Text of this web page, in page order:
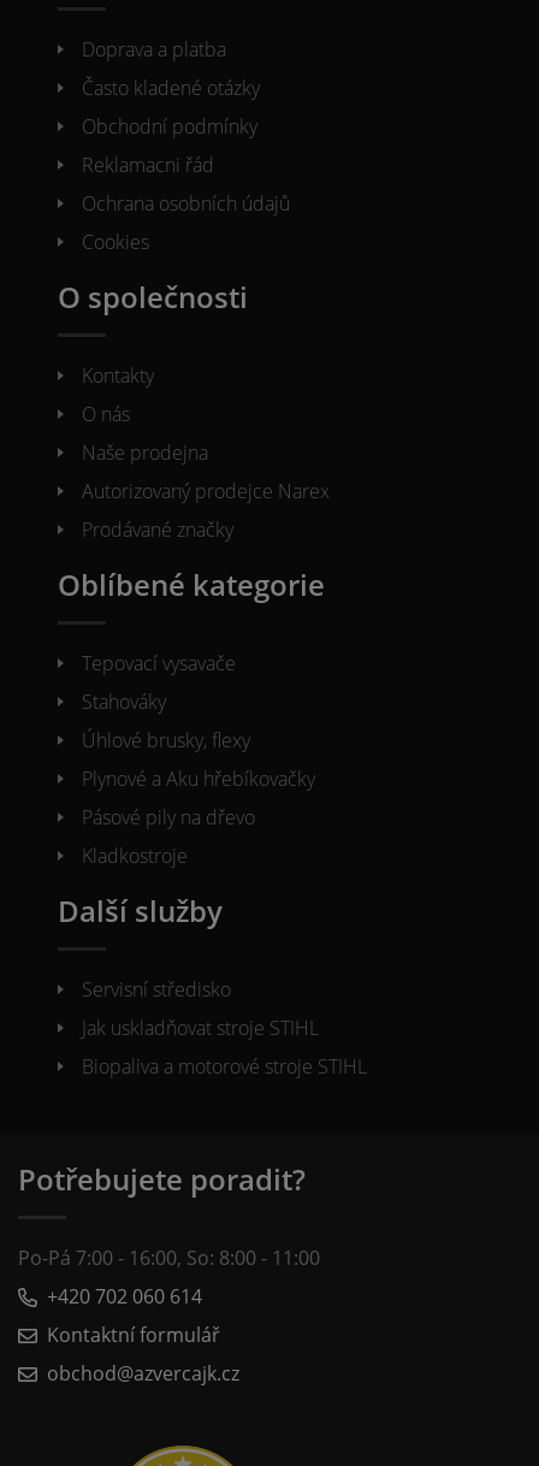
Doprava a platba
Často kladené otázky
Obchodní podmínky
Reklamacni řád
Ochrana osobních údajů
Cookies
O společnosti
Kontakty
O nás
Naše prodejna
Autorizovaný prodejce Narex
Prodávané značky
Oblíbené kategorie
Tepovací vysavače
Stahováky
Úhlové brusky, flexy
Plynové a Aku hřebíkovačky
Pásové pily na dřevo
Kladkostroje
Další služby
Servisní středisko
Jak uskladňovat stroje STIHL
Biopaliva a motorové stroje STIHL
Potřebujete poradit?
Po-Pá 7:00 - 16:00, So: 8:00 - 11:00
+420 702 060 614
Kontaktní formulář
obchod@azvercajk.cz